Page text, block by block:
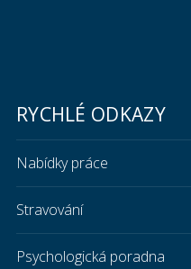
RYCHLÉ ODKAZY
Nabídky práce
Stravování
Psychologická poradna